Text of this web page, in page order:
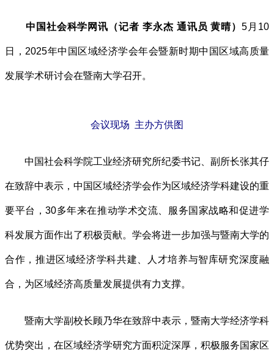
中国社会科学网讯（记者 李永杰 通讯员 黄晴）5月10
日，2025年中国区域经济学会年会暨新时期中国区域高质量
发展学术研讨会在暨南大学召开。
会议现场 主办方供图
中国社会科学院工业经济研究所纪委书记、副所长张其仔
在致辞中表示，中国区域经济学会作为区域经济学科建设的重
要平台，30多年来在推动学术交流、服务国家战略和促进学
科发展方面作出了积极贡献。学会将进一步加强与暨南大学的
合作，推进区域经济学科共建、人才培养与智库研究深度融
合，为区域经济高质量发展提供有力支撑。
暨南大学副校长顾乃华在致辞中表示，暨南大学经济学科
优势突出，在区域经济学研究方面积淀深厚，积极服务国家区